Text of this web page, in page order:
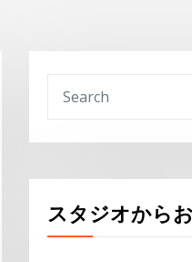
スタジオから